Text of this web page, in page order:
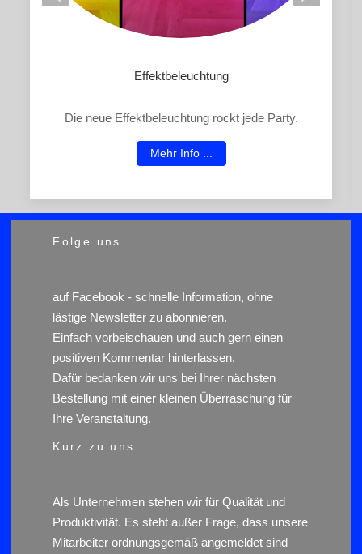
Effektbeleuchtung
Die neue Effektbeleuchtung rockt jede Party.
Mehr Info ...
Folge uns
auf Facebook - schnelle Information, ohne
lästige Newsletter zu abonnieren.
Einfach vorbeischauen und auch gern einen
positiven Kommentar hinterlassen.
Dafür bedanken wir uns bei Ihrer nächsten
Bestellung mit einer kleinen Überraschung für
Ihre Veranstaltung.
Kurz zu uns ...
Als Unternehmen stehen wir für Qualität und
Produktivität. Es steht außer Frage, dass unsere
Mitarbeiter ordnungsgemäß angemeldet sind